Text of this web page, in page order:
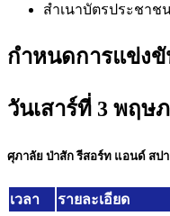
สำเนาบัตรประชาช
กำหนดการแข่ง
วันเสาร์ที่ 3 พฤษ
ศุภาลัย ป่าสัก รีสอร์ท แอนด์ สปา
เวลา
รายละเอียด